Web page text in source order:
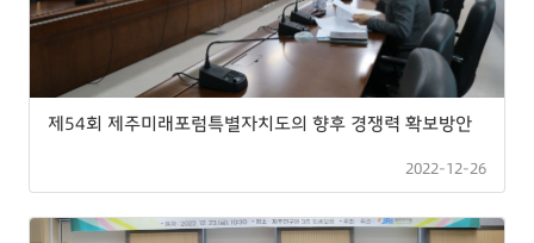
제54회 제주미래포럼특별자치도의 향후 경쟁력 확보방안
2022-12-26